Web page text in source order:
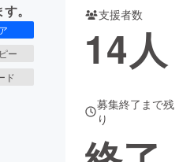
。
ー
ド
支援者数
14人
募集終了まで残
り